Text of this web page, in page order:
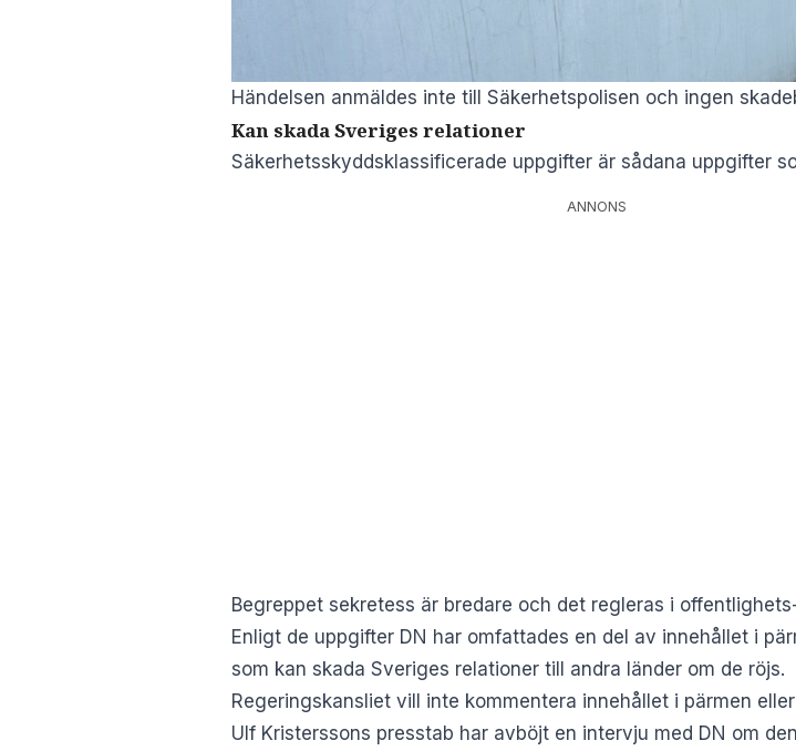
Händelsen anmäldes inte till Säkerhetspolisen och ingen
Kan skada Sveriges relationer
Säkerhetsskyddsklassificerade uppgifter är sådana uppgifter
ANNONS
Begreppet sekretess är bredare och det regleras i
Enligt de uppgifter DN har omfattades en del av innehållet i
som kan skada Sveriges relationer till andra länder om de röjs.
Regeringskansliet vill inte kommentera innehållet i pärmen
Ulf Kristerssons presstab har avböjt en intervju med DN om